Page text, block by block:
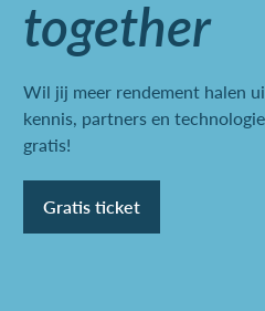
together
Wil jij meer rendement halen
kennis, partners en
gratis!
Gratis ticket